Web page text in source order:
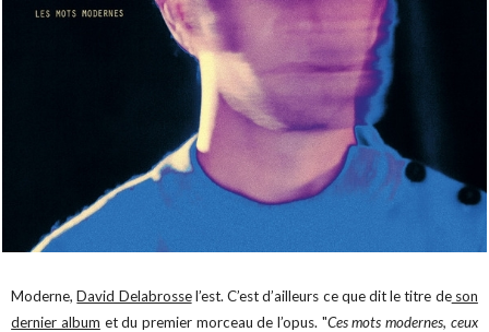
Moderne,David Delabrossel’est. C’est d’ailleurs ce que dit le titre deson
dernier album et du premier morceau de l’opus. "Ces mots modernes, ceux